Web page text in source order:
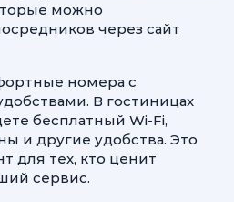
можно
через сайт
номера с
В гостиницах
бесплатный Wi-Fi,
и другие удобства. Это
для тех, кто ценит
сервис.